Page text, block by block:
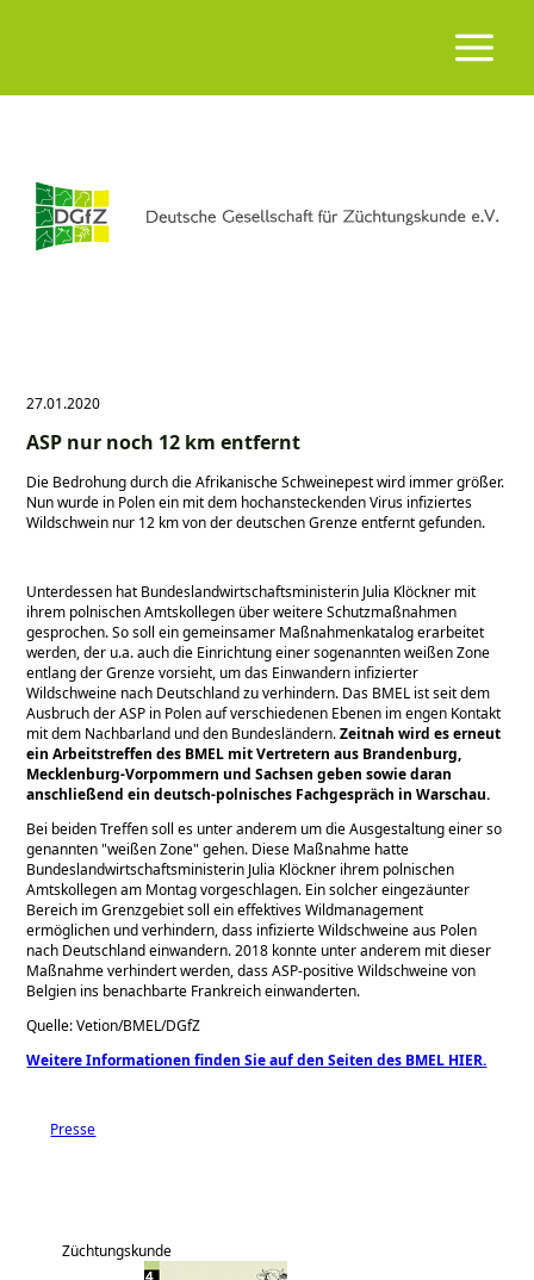
27.01.2020
ASP nur noch 12 km entfernt
Die Bedrohung durch die Afrikanische Schweinepest wird immer größer.
Nun wurde in Polen ein mit dem hochansteckenden Virus infiziertes
Wildschwein nur 12 km von der deutschen Grenze entfernt gefunden.
Unterdessen hat Bundeslandwirtschaftsministerin Julia Klöckner mit
ihrem polnischen Amtskollegen über weitere Schutzmaßnahmen
gesprochen. So soll ein gemeinsamer Maßnahmenkatalog erarbeitet
werden, der u.a. auch die Einrichtung einer sogenannten weißen Zone
entlang der Grenze vorsieht, um das Einwandern infizierter
Wildschweine nach Deutschland zu verhindern. Das BMEL ist seit dem
Ausbruch der ASP in Polen auf verschiedenen Ebenen im engen Kontakt
mit dem Nachbarland und den Bundesländern.Zeitnah wird es erneut
ein Arbeitstreffen des BMEL mit Vertretern aus Brandenburg,
Mecklenburg-Vorpommern und Sachsen geben sowie daran
anschließend ein deutsch-polnisches Fachgespräch in Warschau.
Bei beiden Treffen soll es unter anderem um die Ausgestaltung einer so
genannten weißen Zone gehen. Diese Maßnahme hatte
Bundeslandwirtschaftsministerin Julia Klöckner ihrem polnischen
Amtskollegen am Montag vorgeschlagen. Ein solcher eingezäunter
Bereich im Grenzgebiet soll ein effektives Wildmanagement
ermöglichen und verhindern, dass infizierte Wildschweine aus Polen
nach Deutschland einwandern. 2018 konnte unter anderem mit dieser
Maßnahme verhindert werden, dass ASP-positive Wildschweine von
Belgien ins benachbarte Frankreich einwanderten.
Quelle: Vetion/BMEL/DGfZ
Weitere Informationen finden Sie auf den Seiten des BMEL HIER.
Presse
Züchtungskunde